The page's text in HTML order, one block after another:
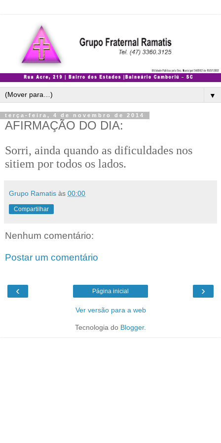
▼
terça-feira, 4 de novembro de 2014
AFIRMAÇÃO DO DIA:
Sorri, ainda quando as dificuldades nos
sitiem por todos os lados.
Grupo Ramatis às 00:00
Compartilhar
Nenhum comentário:
Postar um comentário
‹ ›
Página inicial
Ver versão para a web
Tecnologia do Blogger.